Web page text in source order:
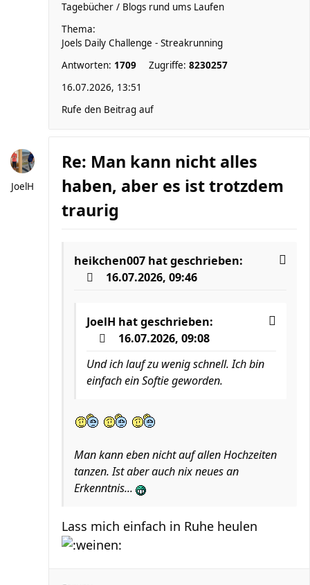
Tagebücher / Blogs rund ums Laufen
Thema:
Joels Daily Challenge - Streakrunning
Antworten: 1709 Zugriffe: 8230257
16.07.2026, 13:51
Rufe den Beitrag auf
JoelH
Re: Man kann nicht alles
haben, aber es ist trotzdem
traurig
heikchen007 hat geschrieben:
16.07.2026, 09:46
JoelH hat geschrieben:
16.07.2026, 09:08
Und ich lauf zu wenig schnell. Ich bin
einfach ein Softie geworden.
Man kann eben nicht auf allen Hochzeiten
tanzen. Ist aber auch nix neues an
Erkenntnis...
Lass mich einfach in Ruhe heulen